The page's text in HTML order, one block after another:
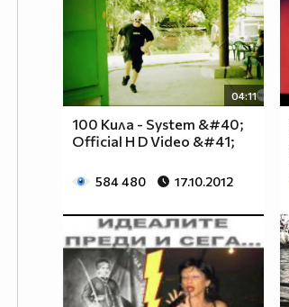
04:11
100 Кила - System &#40;
Official H D Video &#41;
584 480 17.10.2012